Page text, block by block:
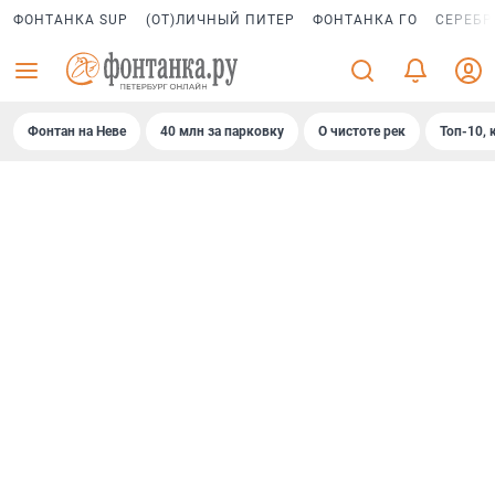
ФОНТАНКА SUP (ОТ)ЛИЧНЫЙ ПИТЕР ФОНТАНКА ГО
Фонтан на Неве 40 млн за парковку О чистоте рек Топ-10,